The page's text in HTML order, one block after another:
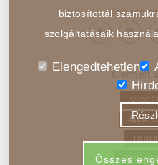
Kövess
Kiemelt
biztosítottál
szolgáltatásaik
Elengedtehetlen
Összes